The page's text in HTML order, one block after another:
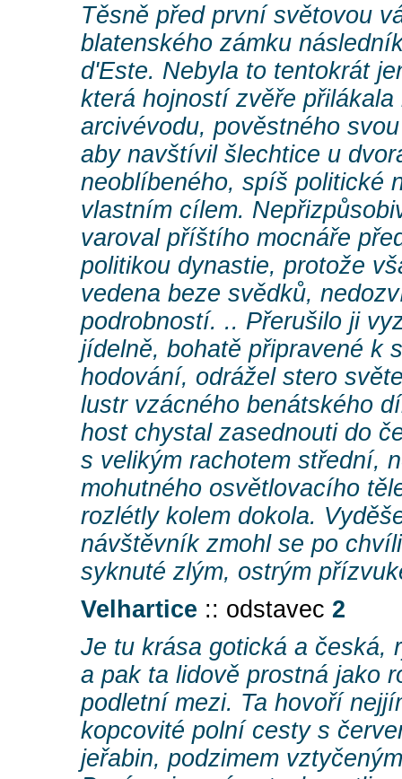
Těsně před první světovou
blatenského zámku
d'Este. Nebyla to tentokrát
která hojností zvěře přilákala
arcivévodu, pověstného
aby navštívil šlechtice u
neoblíbeného, spíš politické
vlastním cílem.
varoval příštího mocnáře
politikou dynastie, protože
vedena beze svědků,
podrobností. .. Přerušilo ji
jídelně, bohatě připravené k
hodování, odrážel stero
lustr vzácného benátského
host chystal zasednouti do
s velikým rachotem střední,
mohutného osvětlovacího
rozlétly kolem dokola.
návštěvník zmohl se po
syknuté zlým, ostrým
Velhartice :: odstavec 2
Je tu krása gotická a
a pak ta lidově prostná jako
podletní mezi. Ta hovoří
kopcovité polní cesty s
jeřabin, podzimem